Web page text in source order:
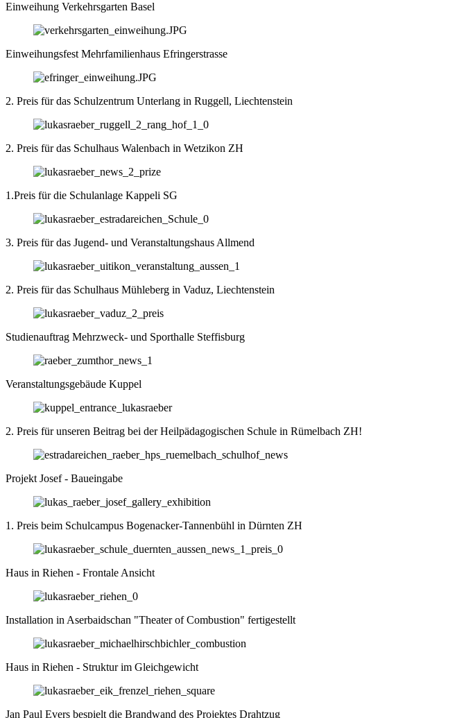
Einweihung Verkehrsgarten Basel
Einweihungsfest Mehrfamilienhaus Efringerstrasse
2. Preis für das Schulzentrum Unterlang in Ruggell, Liechtenstein
2. Preis für das Schulhaus Walenbach in Wetzikon ZH
1.Preis für die Schulanlage Kappeli SG
3. Preis für das Jugend- und Veranstaltungshaus Allmend
2. Preis für das Schulhaus Mühleberg in Vaduz, Liechtenstein
Studienauftrag Mehrzweck- und Sporthalle Steffisburg
Veranstaltungsgebäude Kuppel
2. Preis für unseren Beitrag bei der Heilpädagogischen Schule in Rümelbach ZH!
Projekt Josef - Baueingabe
1. Preis beim Schulcampus Bogenacker-Tannenbühl in Dürnten ZH
Haus in Riehen - Frontale Ansicht
Installation in Aserbaidschan "The­ater of Com­bus­tion" fertigestellt
Haus in Riehen - Struktur im Gleichgewicht
Jan Paul Evers bespielt die Brandwand des Projektes Drahtzug